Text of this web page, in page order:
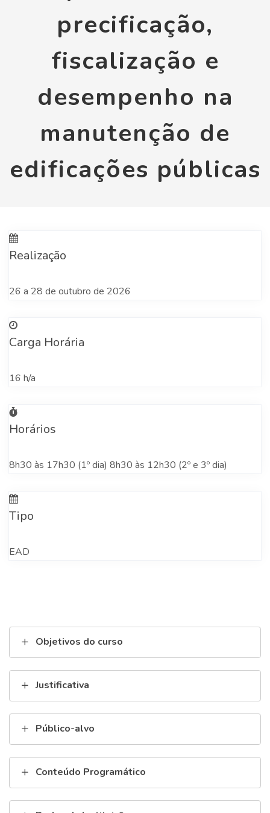
precificação,
fiscalização e
desempenho na
manutenção de
edificações públicas
Realização
26 a 28 de outubro de 2026
Carga Horária
16 h/a
Horários
8h30 às 17h30 (1º dia) 8h30 às 12h30 (2º e 3º dia)
Tipo
EAD
Objetivos do curso
Justificativa
Público-alvo
Conteúdo Programático